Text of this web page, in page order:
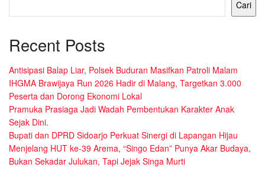
Cari
Recent Posts
Antisipasi Balap Liar, Polsek Buduran Masifkan Patroli Malam
IHGMA Brawijaya Run 2026 Hadir di Malang, Targetkan 3.000
Peserta dan Dorong Ekonomi Lokal
Pramuka Prasiaga Jadi Wadah Pembentukan Karakter Anak
Sejak Dini.
Bupati dan DPRD Sidoarjo Perkuat Sinergi di Lapangan Hijau
Menjelang HUT ke-39 Arema, “Singo Edan” Punya Akar Budaya,
Bukan Sekadar Julukan, Tapi Jejak Singa Murti